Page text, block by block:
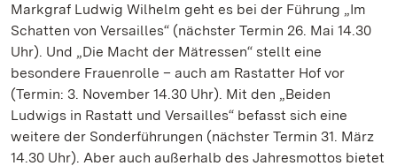
Markgraf Ludwig Wilhelm geht es bei der Führung „Im
Schatten von Versailles“ (nächster Termin 26. Mai 14.30
Uhr). Und „Die Macht der Mätressen“ stellt eine
besondere Frauenrolle – auch am Rastatter Hof vor
(Termin: 3. November 14.30 Uhr). Mit den „Beiden
Ludwigs in Rastatt und Versailles“ befasst sich eine
weitere der Sonderführungen (nächster Termin 31. März
14.30 Uhr). Aber auch außerhalb des Jahresmottos bietet